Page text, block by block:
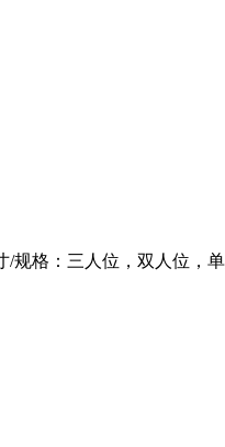
规格：三人位，双人位